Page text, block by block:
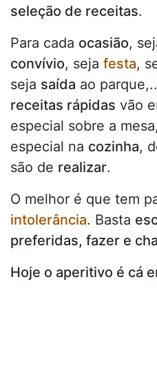
seleção de receitas.
Para cada ocasião,
convívio, seja festa,
seja saída ao
receitas rápidas vão
especial sobre a
especial na cozinha,
são de realizar.
O melhor é que tem
intolerância. Basta
preferidas, fazer e
Hoje o aperitivo é cá